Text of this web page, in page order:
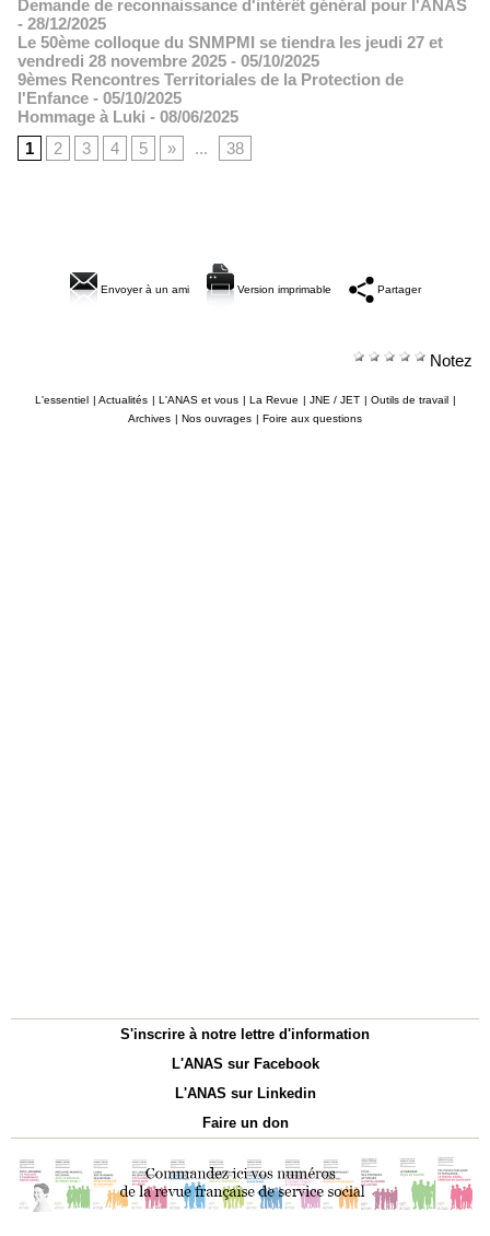
Demande de reconnaissance d'intérêt général pour l'ANAS
- 28/12/2025
Le 50ème colloque du SNMPMI se tiendra les jeudi 27 et
vendredi 28 novembre 2025 - 05/10/2025
9èmes Rencontres Territoriales de la Protection de
l'Enfance - 05/10/2025
Hommage à Luki - 08/06/2025
1
2 3 4 5 » ... 38
Envoyer à un ami Version imprimable Partager
Notez
L'essentiel | Actualités | L'ANAS et vous | La Revue | JNE / JET | Outils de travail |
Archives | Nos ouvrages | Foire aux questions
S'inscrire à notre lettre d'information
L'ANAS sur Facebook
L'ANAS sur Linkedin
Faire un don
Association Nationale des Assistants de Service Social - 15, rue de